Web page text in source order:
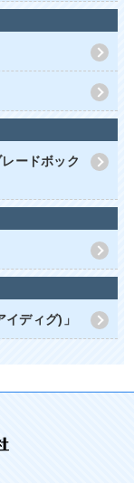
ードボック
ディグ)」